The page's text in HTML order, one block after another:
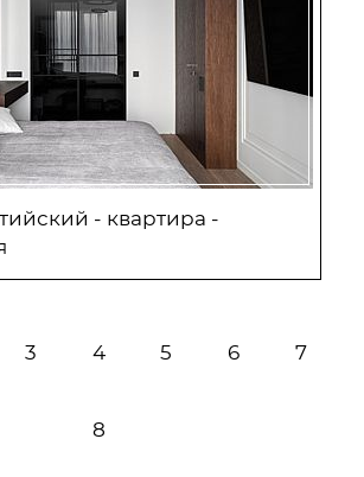
- квартира -
3 4 5 6 7
8